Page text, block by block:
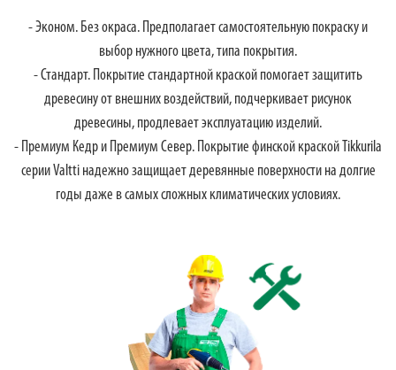
- Эконом. Без окраса. Предполагает самостоятельную покраску и
выбор нужного цвета, типа покрытия.
- Стандарт. Покрытие стандартной краской помогает защитить
древесину от внешних воздействий, подчеркивает рисунок
древесины, продлевает эксплуатацию изделий.
- Премиум Кедр и Премиум Север. Покрытие финской краской Tikkurila
серии Valtti надежно защищает деревянные поверхности на долгие
годы даже в самых сложных климатических условиях.